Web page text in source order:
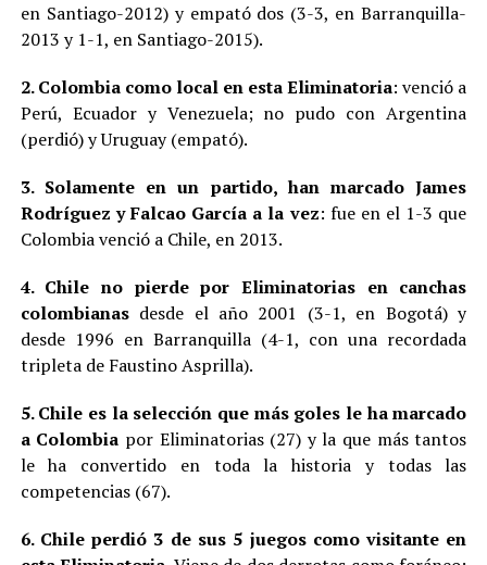
en Santiago-2012) y empató dos (3-3, en Barranquilla-
2013 y 1-1, en Santiago-2015).
2. Colombia como local en esta Eliminatoria: venció a
Perú, Ecuador y Venezuela; no pudo con Argentina
(perdió) y Uruguay (empató).
3. Solamente en un partido, han marcado James
Rodríguez y Falcao García a la vez: fue en el 1-3 que
Colombia venció a Chile, en 2013.
4. Chile no pierde por Eliminatorias en canchas
colombianasdesde el año 2001 (3-1, en Bogotá) y
desde 1996 en Barranquilla (4-1, con una recordada
tripleta de Faustino Asprilla).
5. Chile es la selección que más goles le ha marcado
a Colombia por Eliminatorias (27) y la que más tantos
le ha convertido en toda la historia y todas las
competencias (67).
6. Chile perdió 3 de sus 5 juegos como visitante en